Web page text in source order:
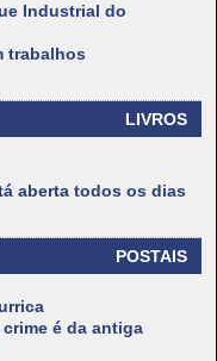
Industrial do
trabalhos
LIVROS
aberta todos os dias
POSTAIS
é da antiga